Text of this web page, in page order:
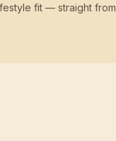
fit — straight from